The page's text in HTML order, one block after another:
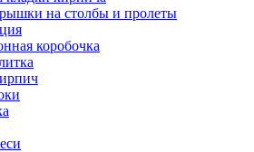
на столбы и пролеты
коробочка